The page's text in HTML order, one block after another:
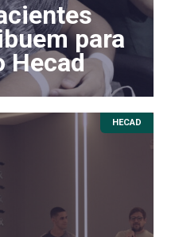
para
Hecad
HECAD